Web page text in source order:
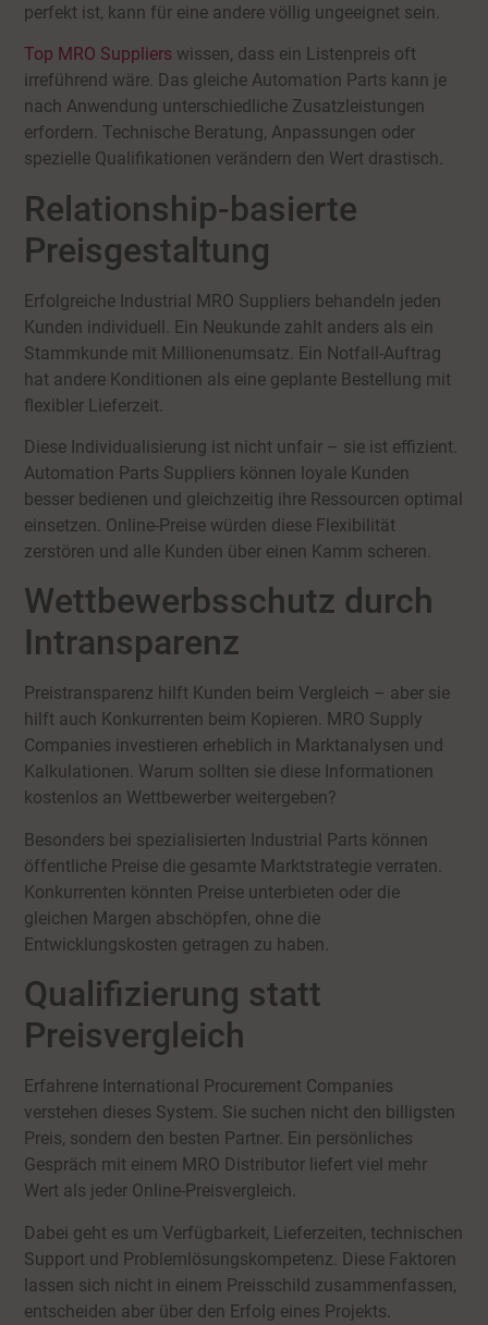
perfekt ist, kann für eine andere völlig ungeeignet sein.
Top MRO Suppliers wissen, dass ein Listenpreis oft
irreführend wäre. Das gleiche Automation Parts kann je
nach Anwendung unterschiedliche Zusatzleistungen
erfordern. Technische Beratung, Anpassungen oder
spezielle Qualifikationen verändern den Wert drastisch.
Relationship-basierte
Preisgestaltung
Erfolgreiche Industrial MRO Suppliers behandeln jeden
Kunden individuell. Ein Neukunde zahlt anders als ein
Stammkunde mit Millionenumsatz. Ein Notfall-Auftrag
hat andere Konditionen als eine geplante Bestellung mit
flexibler Lieferzeit.
Diese Individualisierung ist nicht unfair – sie ist effizient.
Automation Parts Suppliers können loyale Kunden
besser bedienen und gleichzeitig ihre Ressourcen optimal
einsetzen. Online-Preise würden diese Flexibilität
zerstören und alle Kunden über einen Kamm scheren.
Wettbewerbsschutz durch
Intransparenz
Preistransparenz hilft Kunden beim Vergleich – aber sie
hilft auch Konkurrenten beim Kopieren. MRO Supply
Companies investieren erheblich in Marktanalysen und
Kalkulationen. Warum sollten sie diese Informationen
kostenlos an Wettbewerber weitergeben?
Besonders bei spezialisierten Industrial Parts können
öffentliche Preise die gesamte Marktstrategie verraten.
Konkurrenten könnten Preise unterbieten oder die
gleichen Margen abschöpfen, ohne die
Entwicklungskosten getragen zu haben.
Qualifizierung statt
Preisvergleich
Erfahrene International Procurement Companies
verstehen dieses System. Sie suchen nicht den billigsten
Preis, sondern den besten Partner. Ein persönliches
Gespräch mit einem MRO Distributor liefert viel mehr
Wert als jeder Online-Preisvergleich.
Dabei geht es um Verfügbarkeit, Lieferzeiten, technischen
Support und Problemlösungskompetenz. Diese Faktoren
lassen sich nicht in einem Preisschild zusammenfassen,
entscheiden aber über den Erfolg eines Projekts.